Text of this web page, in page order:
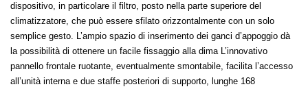
dispositivo, in particolare il filtro, posto nella parte superiore del
climatizzatore, che può essere sfilato orizzontalmente con un solo
semplice gesto. L’ampio spazio di inserimento dei ganci d’appoggio dà
la possibilità di ottenere un facile fissaggio alla dima L’innovativo
pannello frontale ruotante, eventualmente smontabile, facilita l’accesso
all’unità interna e due staffe posteriori di supporto, lunghe 168